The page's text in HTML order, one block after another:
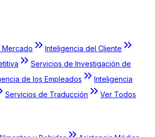
Mercado
Inteligencia del Cliente
Servicios de Investigación de
de los Empleados
Inteligencia
Servicios de Traducción
Ver Todos